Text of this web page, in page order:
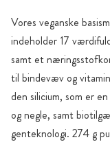
Vores veganske
indeholder 17
samt et
til bindevæv og
den silicium, som er
og negle, samt
genteknologi. 274 g